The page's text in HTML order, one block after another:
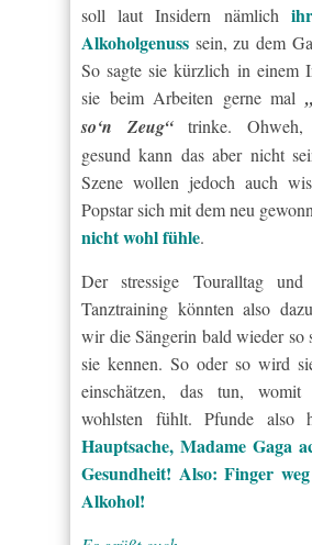
soll laut Insidern nämlich
Alkoholgenuss sein, zu dem
So sagte sie kürzlich in einem
sie beim Arbeiten gerne mal
so‘n Zeug“trinke. Ohweh,
gesund kann das aber nicht
Szene wollen jedoch auch
Popstar sich mit dem neu
nicht wohl fühle.
Der stressige Touralltag und
Tanztraining könnten also
wir die Sängerin bald wieder so
sie kennen. So oder so wird
einschätzen, das tun,
wohlsten fühlt. Pfunde also
Hauptsache, Madame Gaga
Gesundheit! Also: Finger
Alkohol!